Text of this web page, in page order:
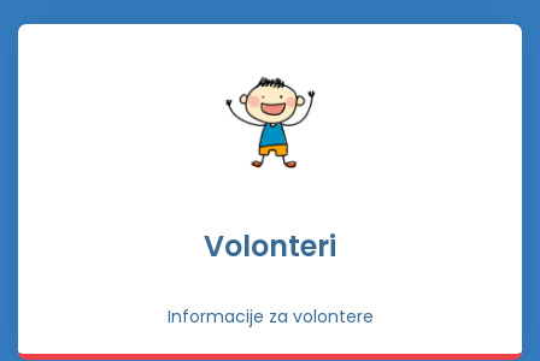
Volonteri
Informacije za volontere